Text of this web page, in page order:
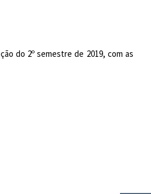
do 2º semestre de 2019, com as